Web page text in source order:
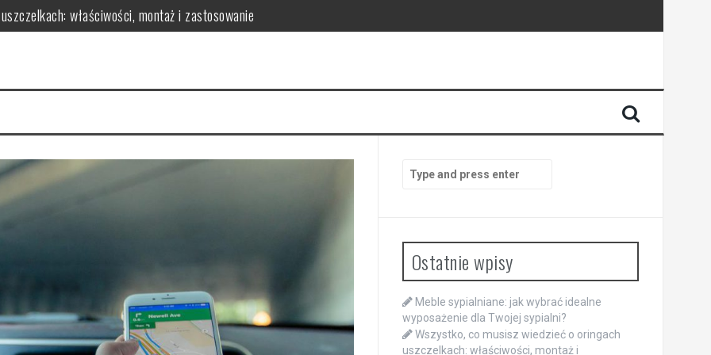
właściwości, montaż i zastosowanie
i rady
Kluczowe czynniki i porady
redukcji tkanki tłuszczowej
do analizy
dla Twojej sypialni?
Search
for:
Ostatnie wpisy
Meble sypialniane: jak wybrać idealne
wyposażenie dla Twojej sypialni?
Wszystko, co musisz wiedzieć o oringach
uszczelkach: właściwości, montaż i